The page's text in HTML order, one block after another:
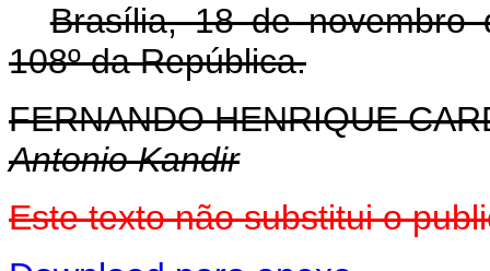
Brasília, 18 de novembro
108º da República.
FERNANDO HENRIQUE
Antonio Kandir
Este texto não substitui o